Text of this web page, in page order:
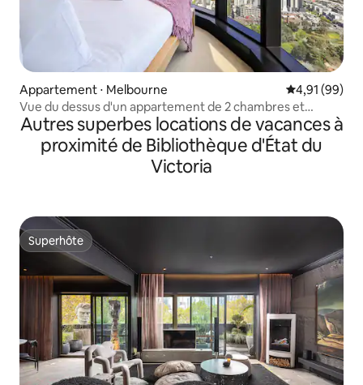
Appartement ⋅ Melbourne Évaluation
4,91 (99)
Vue du dessus d'un appartement de 2 chambres et
2 salles de bain
Autres superbes locations de vacances à
proximité de Bibliothèque d'État du
Victoria
Superhôte
Superhôte